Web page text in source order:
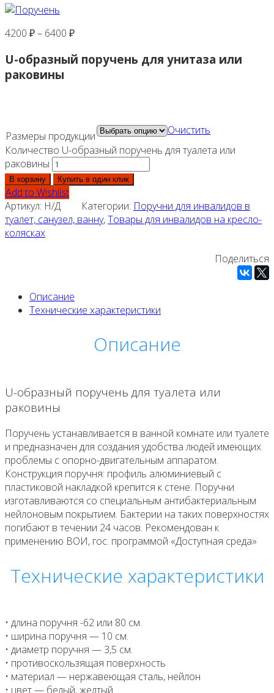
4200 ₽– 6400 ₽
U-образный поручень для унитаза или
раковины
Размеры продукции
Очистить
Количество U-образный поручень для туалета или
раковины
В корзину Купить в один клик
Add to Wishlist
Артикул: Н/Д Категории: Поручни для инвалидов в
туалет, санузел, ванну,Товары для инвалидов на кресло-
колясках
Поделиться
Описание
Технические характеристики
Описание
U-образный поручень для туалета или
раковины
Поручень устанавливается в ванной комнате или туалете
и предназначен для создания удобства людей имеющих
проблемы с опорно-двигательным аппаратом.
Конструкция поручня: профиль алюминиевый с
пластиковой накладкой крепится к стене. Поручни
изготавливаются со специальным антибактериальным
нейлоновым покрытием. Бактерии на таких поверхностях
погибают в течении 24 часов. Рекомендован к
применению ВОИ, гос. программой «Доступная среда»
Технические характеристики
• длина поручня -62 или 80 см.
• ширина поручня — 10 см.
• диаметр поручня — 3,5 см.
• противоскользящая поверхность
• материал — нержавеющая сталь, нейлон
• цвет — белый, желтый